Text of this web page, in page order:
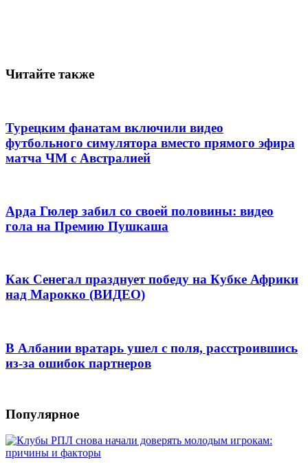
Читайте также
Турецким фанатам включили видео
футбольного симулятора вместо прямого эфира
матча ЧМ с Австралией
Арда Гюлер забил со своей половины: видео
гола на Премию Пушкаша
Как Сенегал празднует победу на Кубке Африки
над Марокко (ВИДЕО)
В Албании вратарь ушел с поля, расстроившись
из-за ошибок партнеров
Популярное